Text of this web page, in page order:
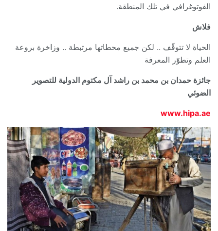
الفوتوغرافي في تلك المنطقة.
فلاش
الحياة لا تتوقّف .. لكن جميع محطاتها مرتبطة .. وزاخرة بروعة
العلم وتطوّر المعرفة
جائزة حمدان بن محمد بن راشد آل مكتوم الدولية للتصوير
الضوئي
www.hipa.ae